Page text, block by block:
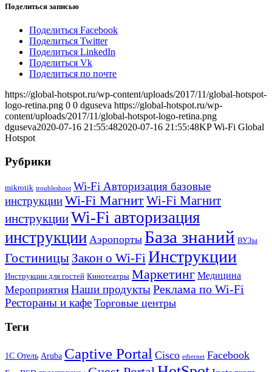
Поделиться записью
Поделиться Facebook
Поделиться Twitter
Поделиться LinkedIn
Поделиться Vk
Поделиться по почте
https://global-hotspot.ru/wp-content/uploads/2017/11/global-hotspot-
logo-retina.png 0 0 dguseva https://global-hotspot.ru/wp-
content/uploads/2017/11/global-hotspot-logo-retina.png
dguseva2020-07-16 21:55:482020-07-16 21:55:48KP Wi-Fi Global
Hotspot
Рубрики
mikrotik troubleshoot Wi-Fi Авторизация базовые
инструкцииWi-Fi МагнитWi-Fi Магнит
инструкцииWi-Fi авторизация
инструкции Аэропорты База знаний ВУЗы
Гостиницы Закон о Wi-Fi Инструкции
Инструкции для гостей Кинотеатры Маркетинг Медицина
Мероприятия Наши продуктыРеклама по Wi-Fi
Рестораны и кафе Торговые центры
Теги
1С Отель Aruba Captive Portal Cisco ethernet Facebook